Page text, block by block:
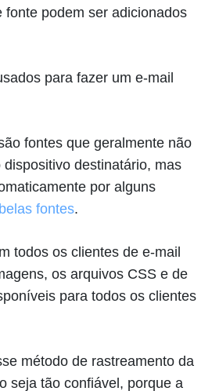
fonte podem ser adicionados
para fazer um e-mail
fontes que geralmente não
destinatário, mas
por alguns
fontes.
todos os clientes de e-mail
os arquivos CSS e de
para todos os clientes
método de rastreamento da
seja tão confiável, porque a